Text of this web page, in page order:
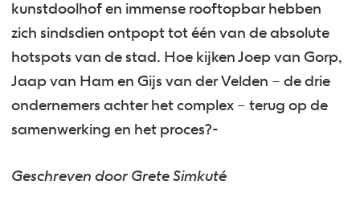
kunstdoolhof en immense rooftopbar hebben
zich sindsdien ontpopt tot één van de absolute
hotspots van de stad. Hoe kijken Joep van Gorp,
Jaap van Ham en Gijs van der Velden – de drie
ondernemers achter het complex – terug op de
samenwerking en het proces?-
Geschreven door Grete Simkuté